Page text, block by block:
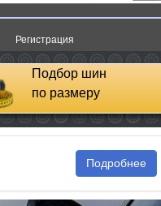
Регистрация
Подбор шин
по размеру
Подробнее